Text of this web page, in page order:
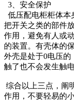
3、安全保护
低压配电柜柜体本
把开关之类的部件
作用，避免有人或
的装置。有壳体的
外壳是处于0电压
触了也不会发生触电
综合以上三点，阐
作用，不要轻易的